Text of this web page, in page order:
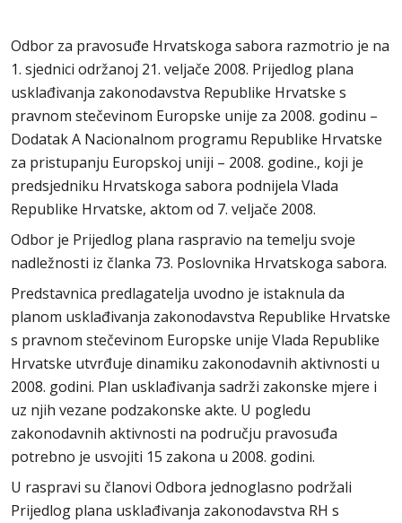
Odbor za pravosuđe Hrvatskoga sabora razmotrio je na
1. sjednici održanoj 21. veljače 2008. Prijedlog plana
usklađivanja zakonodavstva Republike Hrvatske s
pravnom stečevinom Europske unije za 2008. godinu –
Dodatak A Nacionalnom programu Republike Hrvatske
za pristupanju Europskoj uniji – 2008. godine., koji je
predsjedniku Hrvatskoga sabora podnijela Vlada
Republike Hrvatske, aktom od 7. veljače 2008.
Odbor je Prijedlog plana raspravio na temelju svoje
nadležnosti iz članka 73. Poslovnika Hrvatskoga sabora.
Predstavnica predlagatelja uvodno je istaknula da
planom usklađivanja zakonodavstva Republike Hrvatske
s pravnom stečevinom Europske unije Vlada Republike
Hrvatske utvrđuje dinamiku zakonodavnih aktivnosti u
2008. godini. Plan usklađivanja sadrži zakonske mjere i
uz njih vezane podzakonske akte. U pogledu
zakonodavnih aktivnosti na području pravosuđa
potrebno je usvojiti 15 zakona u 2008. godini.
U raspravi su članovi Odbora jednoglasno podržali
Prijedlog plana usklađivanja zakonodavstva RH s